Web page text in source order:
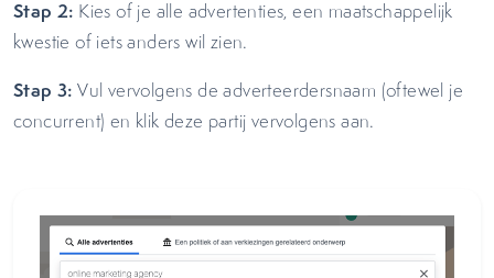
Stap 2: Kies of je alle advertenties, een maatschappelijk
kwestie of iets anders wil zien.
Stap 3: Vul vervolgens de adverteerdersnaam (oftewel je
concurrent) en klik deze partij vervolgens aan.